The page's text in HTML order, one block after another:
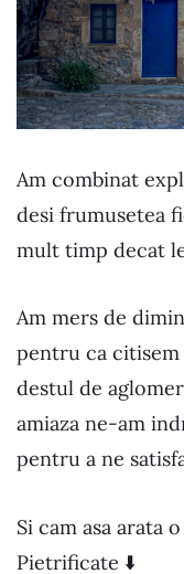
Am combinat
desi frumusetea
mult timp decat
Am mers de
pentru ca citisem
destul de
amiaza ne-am
pentru a ne
Si cam asa arata
Pietrificate ⬇️